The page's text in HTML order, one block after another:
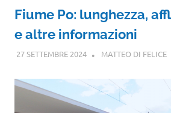
Fiume Po: lunghezza,
e altre informazioni
27 SETTEMBRE 2024 MATTEO DI FELICE